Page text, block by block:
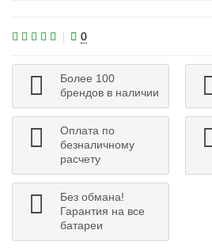
0
Более 100
брендов в наличии
Оплата по
безналичному
расчету
Без обмана!
Гарантия на все
батареи